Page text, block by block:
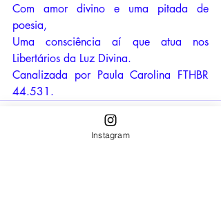
Com amor divino e uma pitada de
poesia,
Uma consciência aí que atua nos
Libertários da Luz Divina.
Canalizada por Paula Carolina FTHBR
44.531.
Instagram